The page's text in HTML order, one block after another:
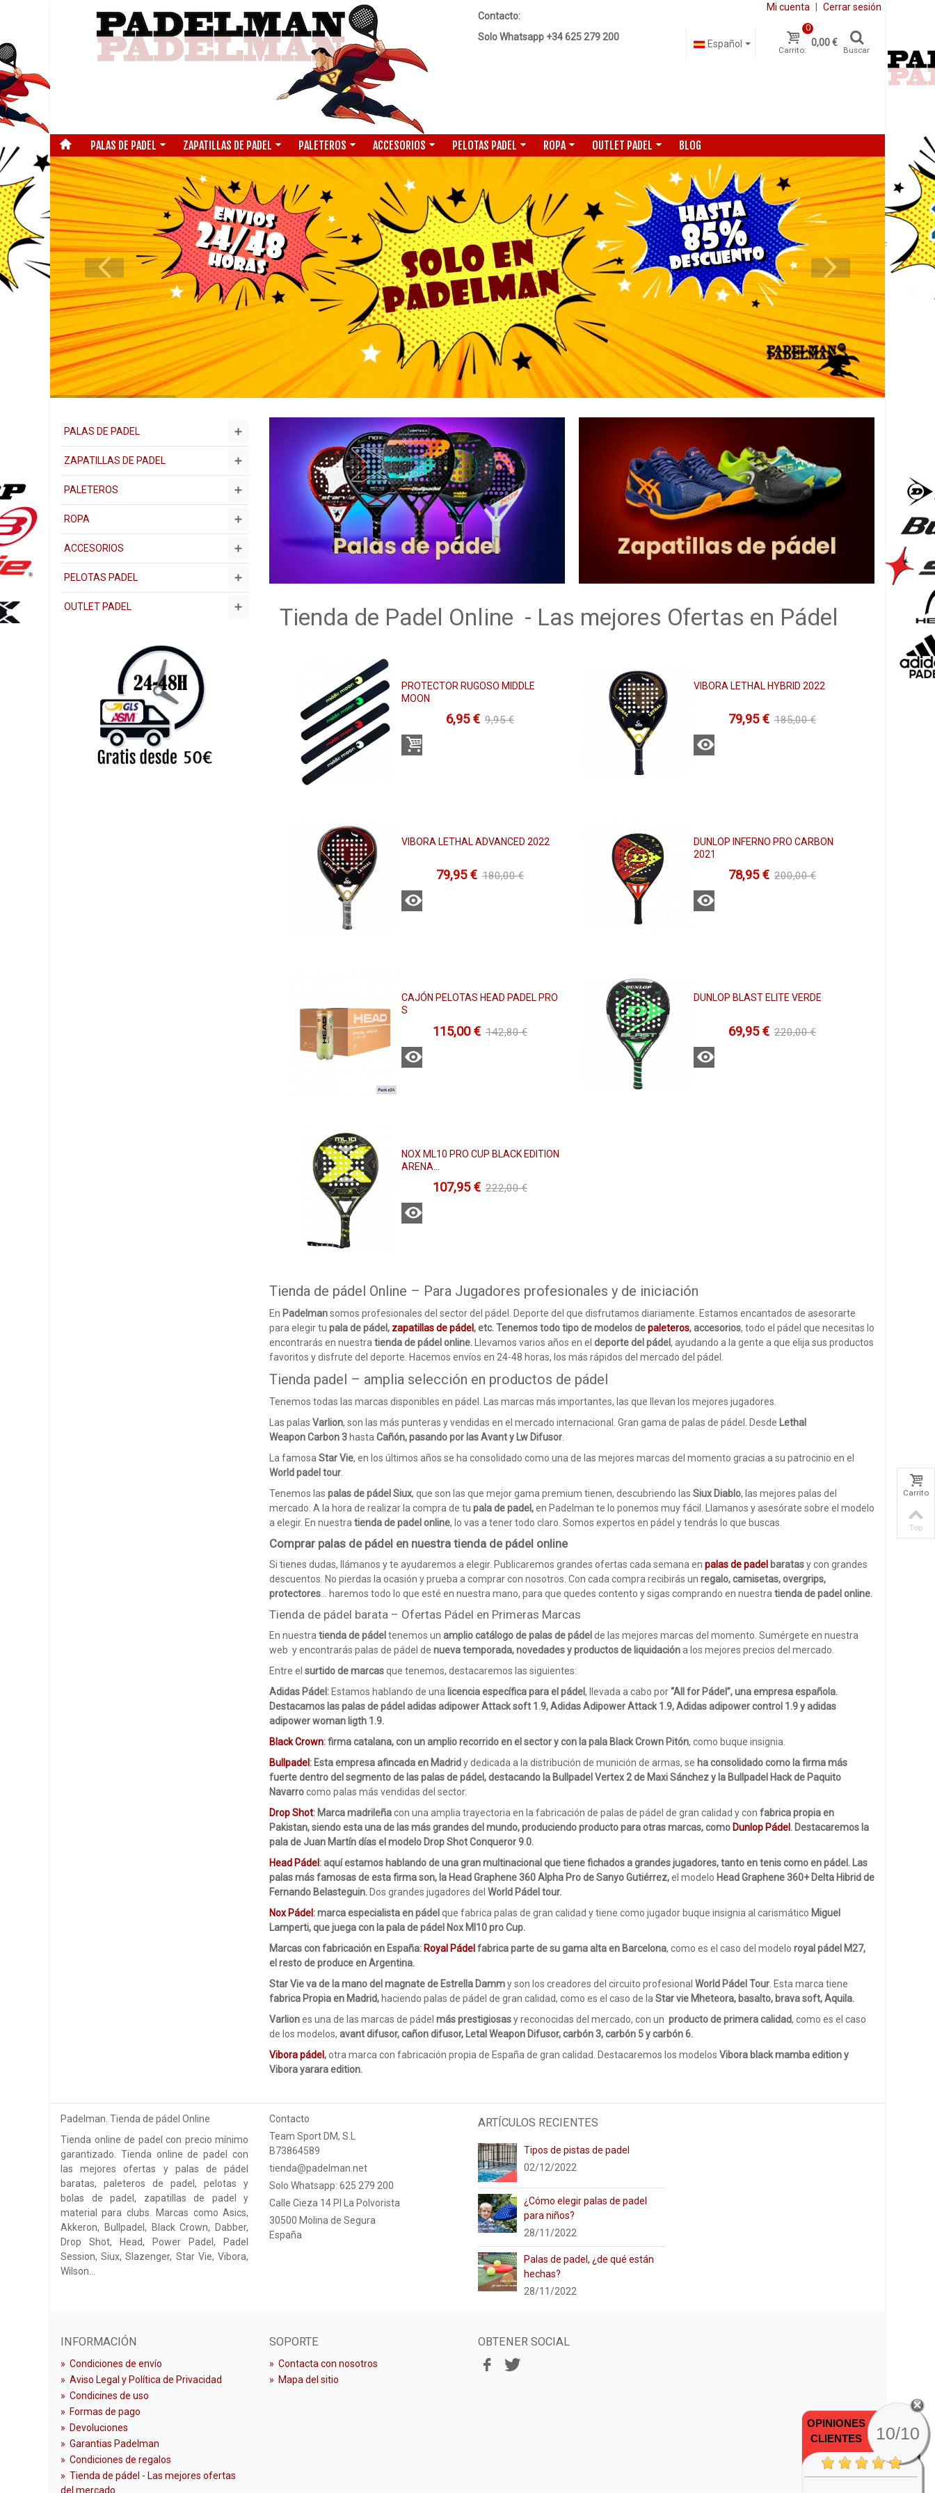
Contacto:
Solo Whatsapp +34 625 279 200
Mi cuenta Cerrar sesión
Carrito:
0
0,00 €
Buscar
Español
PALAS DE PADEL ZAPATILLAS DE PADEL PALETEROS ACCESORIOS PELOTAS PADEL ROPA OUTLET PADEL BLOG
PALAS DE PADEL
ZAPATILLAS DE PADEL
PALETEROS
ROPA
ACCESORIOS
PELOTAS PADEL
OUTLET PADEL Tienda de Padel Online - Las mejores Ofertas en Pádel
PROTECTOR RUGOSO MIDDLE
MOON
6,95 € 9,95 €
VIBORA LETHAL HYBRID 2022
79,95 € 185,00 €
VIBORA LETHAL ADVANCED 2022
79,95 € 180,00 €
DUNLOP INFERNO PRO CARBON
2021
78,95 € 200,00 €
CAJÓN PELOTAS HEAD PADEL PRO
S
115,00 € 142,80 €
DUNLOP BLAST ELITE VERDE
69,95 € 220,00 €
NOX ML10 PRO CUP BLACK EDITION
ARENA...
107,95 € 222,00 €
Tienda de pádel Online – Para Jugadores profesionales y de iniciación
En Padelmansomos profesionales del sector del pádel. Deporte del que disfrutamos diariamente. Estamos encantados de asesorarte
para elegir tu pala de pádel, zapatillas de pádel, etc. Tenemos todo tipo de modelos depaleteros, accesorios, todo el pádel que necesitas lo
encontrarás en nuestra tienda de pádel online. Llevamos varios años en el deporte del pádel, ayudando a la gente a que elija sus productos
favoritos y disfrute del deporte. Hacemos envíos en 24-48 horas, los más rápidos del mercado del pádel.
Tienda padel – amplia selección en productos de pádel
Tenemos todas las marcas disponibles en pádel. Las marcas más importantes, las que llevan los mejores jugadores.
Las palas Varlion, son las más punteras y vendidas en el mercado internacional. Gran gama de palas de pádel. Desde Lethal
WeaponCarbon 3 hasta Cañón, pasando por las Avant y Lw Difusor
La famosa Star Vie, en los últimos años se ha consolidado como una de las mejores marcas del momento gracias a su patrocinio en el
World padel tour
Tenemos las palas de pádel Siux, que son las que mejor gama premium tienen, descubriendo las Siux Diablo, las mejores palas del
mercado. A la hora de realizar la compra de tu pala de padel,en Padelman te lo ponemos muy fácil. Llamanos y asesórate sobre el modelo
a elegir. En nuestra tienda de padel online, lo vas a tener todo claro. Somos expertos en pádel y tendrás lo que buscas.
Comprar palas de pádel en nuestra tienda de pádel online
Si tienes dudas, llámanos y te ayudaremos a elegir. Publicaremos grandes ofertas cada semana en palas de padel baratasy con grandes
descuentos. No pierdas la ocasión y prueba a comprar con nosotros. Con cada compra recibirás un regalo, camisetas, overgrips,
protectores … haremos todo lo que esté en nuestra mano, para que quedes contento y sigas comprando en nuestra tienda de padel online.
Tienda de pádel barata – Ofertas Pádel en Primeras Marcas
En nuestra tienda de pádel tenemos un amplio catálogo de palas de pádel de las mejores marcas del momento. Sumérgete en nuestra
web y encontrarás palas de pádel de nueva temporada, novedades y productos de liquidacióna los mejores precios del mercado.
Entre el surtido de marcasque tenemos, destacaremos las siguientes:
Adidas Pádel: Estamos hablando de una licencia específica para el pádel, llevada a cabo por“All for Pádel”, una empresa española.
Destacamos las palas de pádel adidas adipower Attack soft 1.9, Adidas Adipower Attack 1.9, Adidas adipower control 1.9 y adidas
adipower woman ligth 1.9.
Black Crown: firma catalana, con un amplio recorrido en el sector y con la pala Black Crown Pitón, como buque insignia.
Bullpadel : Esta empresa afincada en Madridy dedicada a la distribución de munición de armas, se ha consolidado como la firma más
fuerte dentro del segmento de las palas de pádel, destacando la Bullpadel Vertex 2 de Maxi Sánchez y la Bullpadel Hack de Paquito
Navarrocomo palas más vendidas del sector.
Drop Shot: Marca madrileñacon una amplia trayectoria en la fabricación de palas de pádel de gran calidad y con fabrica propia en
Pakistan, siendo esta una de las más grandes del mundo, produciendo producto para otras marcas, como Dunlop Pádel . Destacaremos la
pala de Juan Martín días el modelo Drop Shot Conqueror 9.0.
Head Pádel : aquí estamos hablando de una gran multinacional que tiene fichados a grandes jugadores, tanto en tenis como en pádel. Las
palas más famosas de esta firma son, la Head Graphene 360 Alpha Pro de Sanyo Gutiérrez,el modelo Head Graphene 360+ Delta Hibrid de
Fernando Belasteguin. Dos grandes jugadores del World Pádel tour.
Nox Pádel : marca especialista en pádel que fabrica palas de gran calidad y tiene como jugador buque insignia al carismático Miguel
Lamperti, que juega con la pala de pádel Nox Ml10 pro Cup.
Marcas con fabricación en España: Royal Pádel fabrica parte de su gama alta en Barcelona, como es el caso del modelo royal pádel M27,
el resto de produce en Argentina.
Star Vie va de la mano del magnate de Estrella Dammy son los creadores del circuito profesional World Pádel Tour . Esta marca tiene
fabrica Propia en Madrid, haciendo palas de pádel de gran calidad, como es el caso de la Star vie Mheteora, basalto, brava soft, Aquila.
Varliones una de las marcas de pádel más prestigiosasy reconocidas del mercado, con un producto de primera calidad, como es el caso
de los modelos, avant difusor, cañon difusor, Letal Weapon Difusor, carbón 3, carbón 5 y carbón 6.
Vibora pádel,otra marca con fabricación propia de España de gran calidad. Destacaremos los modelos Vibora black mamba editiony
Vibora yarara edition.
Padelman. Tienda de pádel Online
Tienda online de padel con precio mínimo
garantizado. Tienda online de padel con
las mejores ofertas y palas de pádel
baratas, paleteros de padel, pelotas y
bolas de padel, zapatillas de padel y
material para clubs. Marcas como Asics,
Akkeron, Bullpadel, Black Crown, Dabber,
Drop Shot, Head, Power Padel, Padel
Session, Siux, Slazenger, Star Vie, Vibora,
Wilson…
Contacto
Team Sport DM, S.L
B73864589
tienda@padelman.net
Solo Whatsapp: 625 279 200
Calle Cieza 14 PI La Polvorista
30500 Molina de Segura
España
ARTÍCULOS RECIENTES
Tipos de pistas de padel
02/12/2022
¿Cómo elegir palas de padel
para niños?
28/11/2022
Palas de padel, ¿de qué están
hechas?
28/11/2022
INFORMACIÓN
» Condiciones de envío
» Aviso Legal y Política de Privacidad
» Condicines de uso
» Formas de pago
» Devoluciones
» Garantias Padelman
» Condiciones de regalos
» Tienda de pádel - Las mejores ofertas
del mercado
SOPORTE
» Contacta con nosotros
» Mapa del sitio
OBTENER SOCIAL
OPINIONES
CLIENTES
10/10
Carrito
Top